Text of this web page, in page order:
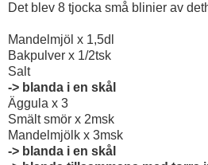
Det blev 8 tjocka små blinier av
Mandelmjöl x 1,5dl
Bakpulver x 1/2tsk
Salt
-> blanda i en skål
Äggula x 3
Smält smör x 2msk
Mandelmjölk x 3msk
-> blanda i en skål